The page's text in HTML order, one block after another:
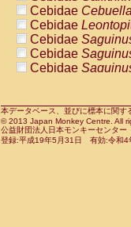
Cercopithecidae
Cercopithecidae
Cercopithecidae
Cercopithecidae
Cercopithecidae
Cercopithecidae
Cercopithecidae
Cercopithecidae
Cebidae
Cebidae
Cebidae
Cebidae
Cebidae
Cebidae
Cebidae
Cebidae
本データベース、並びに標本に関
© 2013 Japan Monkey Centre. All
公益財団法人日本モンキーセンタ
登録:平成19年5月31日 有効:令和